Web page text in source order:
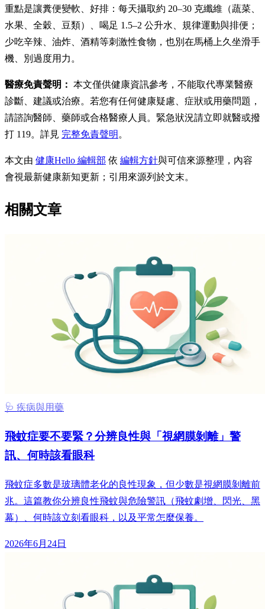
重點是讓糞便變軟、好排：每天攝取約 20–30 克纖維（蔬菜、
水果、全穀、豆類）、喝足 1.5–2 公升水、規律運動與排便；
少吃辛辣、油炸、酒精等刺激性食物，也別在馬桶上久坐滑手
機、別過度用力。
醫療免責聲明： 本文僅供健康資訊參考，不能取代專業醫療
診斷、建議或治療。若您有任何健康疑慮、症狀或用藥問題，
請諮詢醫師、藥師或合格醫療人員。緊急狀況請立即就醫或撥
打 119。詳見 完整免責聲明 。
本文由 健康Hello 編輯部 依 編輯方針與可信來源整理，內容
會視最新健康新知更新；引用來源列於文末。
相關文章
🩺 疾病與用藥
飛蚊症要不要緊？分辨良性與「視網膜剝離」警
訊、何時該看眼科
飛蚊症多數是玻璃體老化的良性現象，但少數是視網膜剝離前
兆。這篇教你分辨良性飛蚊與危險警訊（飛蚊劇增、閃光、黑
幕）、何時該立刻看眼科，以及平常怎麼保養。
2026年6月24日